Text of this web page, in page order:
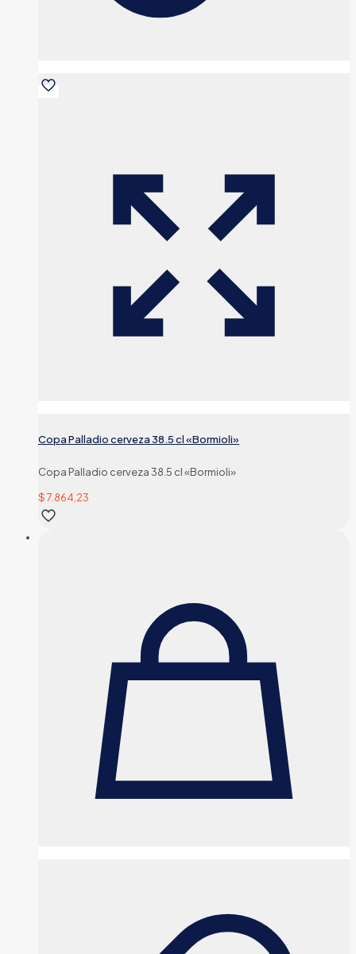
Copa Palladio cerveza 38.5 cl «Bormioli»
Copa Palladio cerveza 38.5 cl «Bormioli»
$7.864,23